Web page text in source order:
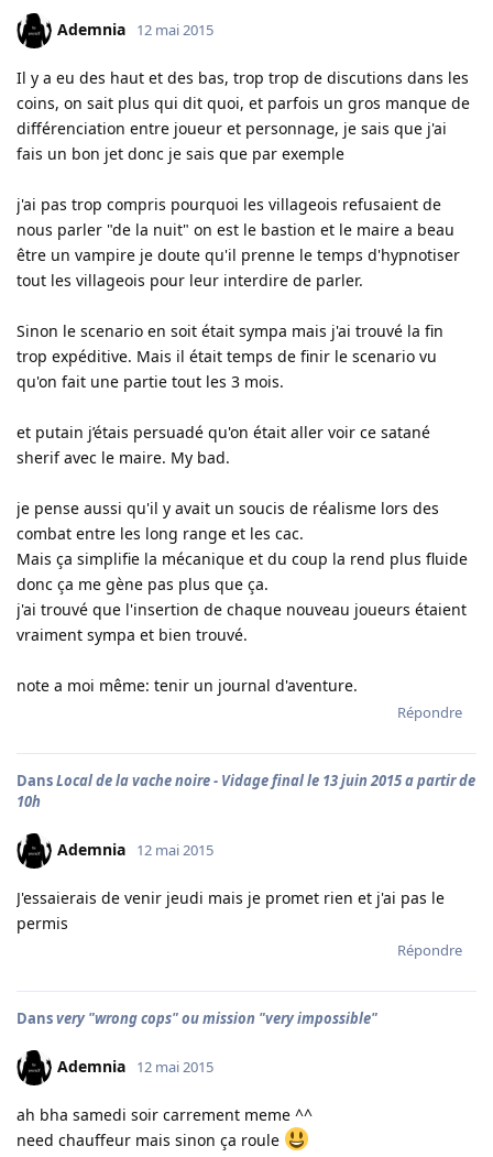
Ademnia 12 mai 2015
Il y a eu des haut et des bas, trop trop de discutions dans les
coins, on sait plus qui dit quoi, et parfois un gros manque de
différenciation entre joueur et personnage, je sais que j'ai
fais un bon jet donc je sais que par exemple
j'ai pas trop compris pourquoi les villageois refusaient de
nous parler "de la nuit" on est le bastion et le maire a beau
être un vampire je doute qu'il prenne le temps d'hypnotiser
tout les villageois pour leur interdire de parler.
Sinon le scenario en soit était sympa mais j'ai trouvé la fin
trop expéditive. Mais il était temps de finir le scenario vu
qu'on fait une partie tout les 3 mois.
et putain j’étais persuadé qu'on était aller voir ce satané
sherif avec le maire. My bad.
je pense aussi qu'il y avait un soucis de réalisme lors des
combat entre les long range et les cac.
Mais ça simplifie la mécanique et du coup la rend plus fluide
donc ça me gène pas plus que ça.
j'ai trouvé que l'insertion de chaque nouveau joueurs étaient
vraiment sympa et bien trouvé.
note a moi même: tenir un journal d'aventure.
Répondre
DansLocal de la vache noire - Vidage final le 13 juin 2015 a partir de
10h
Ademnia 12 mai 2015
J'essaierais de venir jeudi mais je promet rien et j'ai pas le
permis
Répondre
Dansvery "wrong cops" ou mission "very impossible"
Ademnia 12 mai 2015
ah bha samedi soir carrement meme ^^
need chauffeur mais sinon ça roule